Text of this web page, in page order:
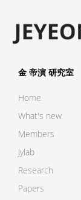
金 帝演 研究室
Home
What's new
Members
Jylab
Research
Papers